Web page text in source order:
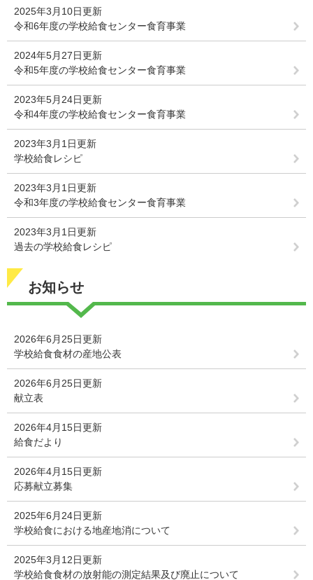
2025年3月10日更新
令和6年度の学校給食センター食育事業
2024年5月27日更新
令和5年度の学校給食センター食育事業
2023年5月24日更新
令和4年度の学校給食センター食育事業
2023年3月1日更新
学校給食レシピ
2023年3月1日更新
令和3年度の学校給食センター食育事業
2023年3月1日更新
過去の学校給食レシピ
お知らせ
2026年6月25日更新
学校給食食材の産地公表
2026年6月25日更新
献立表
2026年4月15日更新
給食だより
2026年4月15日更新
応募献立募集
2025年6月24日更新
学校給食における地産地消について
2025年3月12日更新
学校給食食材の放射能の測定結果及び廃止について